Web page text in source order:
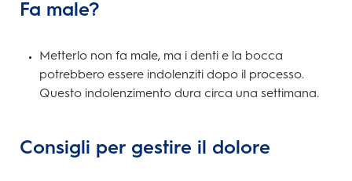
Fa male?
Metterlo non fa male, ma i denti e la bocca
potrebbero essere indolenziti dopo il processo.
Questo indolenzimento dura circa una settimana.
Consigli per gestire il dolore